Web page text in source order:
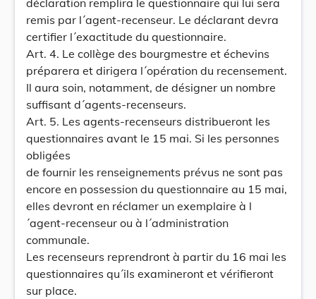
déclaration remplira le questionnaire qui lui sera
remis par l´agent-recenseur. Le déclarant devra
certifier l´exactitude du questionnaire.
Art. 4. Le collège des bourgmestre et échevins
préparera et dirigera l´opération du recensement.
Il aura soin, notamment, de désigner un nombre
suffisant d´agents-recenseurs.
Art. 5. Les agents-recenseurs distribueront les
questionnaires avant le 15 mai. Si les personnes
obligées
de fournir les renseignements prévus ne sont pas
encore en possession du questionnaire au 15 mai,
elles devront en réclamer un exemplaire à l
´agent-recenseur ou à l´administration
communale.
Les recenseurs reprendront à partir du 16 mai les
questionnaires qu´ils examineront et vérifieront
sur place.